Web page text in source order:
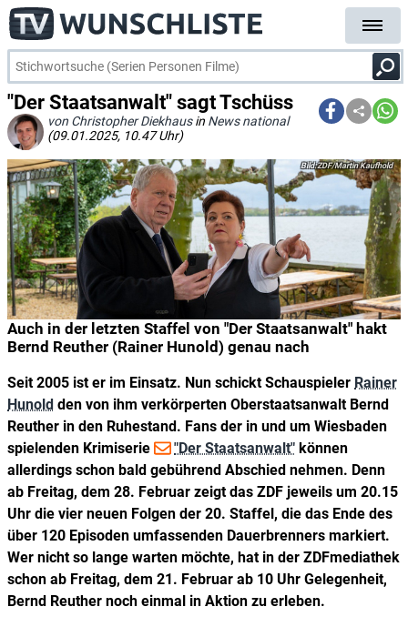
"Der Staatsanwalt" sagt Tschüss
von Christopher Diekhausin News national
(09.01.2025, 10.47 Uhr)
Auch in der letzten Staffel von "Der Staatsanwalt" hakt
Bernd Reuther (Rainer Hunold) genau nach
ZDF/Martin Kaufhold
Seit 2005 ist er im Einsatz. Nun schickt Schauspieler Rainer
Hunold den von ihm verkörperten Oberstaatsanwalt Bernd
Reuther in den Ruhestand. Fans der in und um Wiesbaden
spielenden Krimiserie
"Der Staatsanwalt" können
allerdings schon bald gebührend Abschied nehmen. Denn
ab Freitag, dem 28. Februar zeigt das ZDF jeweils um 20.15
Uhr die vier neuen Folgen der 20. Staffel, die das Ende des
über 120 Episoden umfassenden Dauerbrenners markiert.
Wer nicht so lange warten möchte, hat in der ZDFmediathek
schon ab Freitag, dem 21. Februar ab 10 Uhr Gelegenheit,
Bernd Reuther noch einmal in Aktion zu erleben.